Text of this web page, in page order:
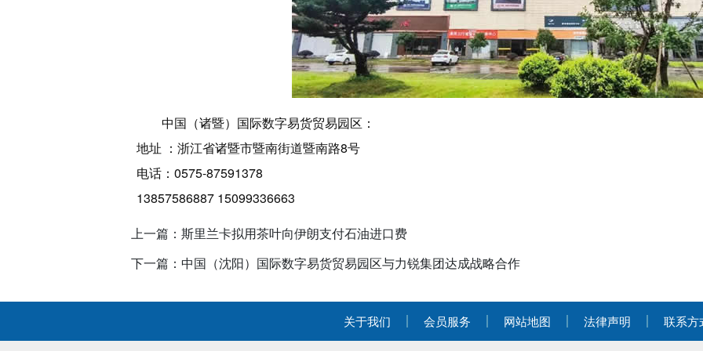
中国（诸暨）国际数字易货贸易园区：
地址 ：浙江省诸暨市暨南街道暨南路8号
电话：0575-87591378
13857586887 15099336663
上一篇：斯里兰卡拟用茶叶向伊朗支付石油进口费
下一篇：中国（沈阳）国际数字易货贸易园区与力锐集团达成战略合作
关于我们 会员服务 网站地图 法律声明 联系方